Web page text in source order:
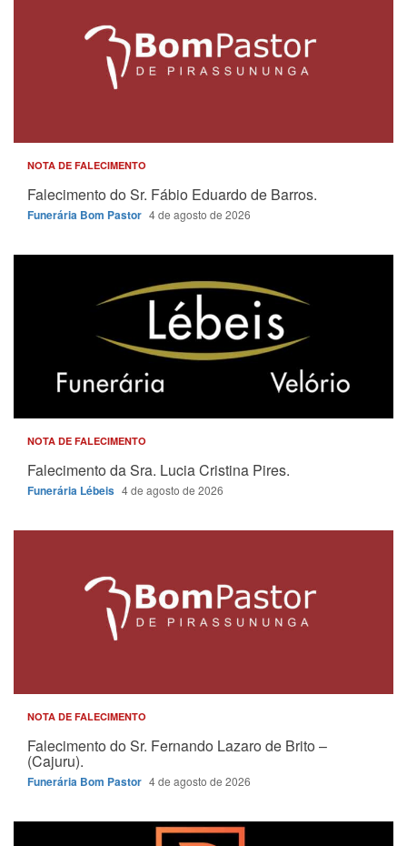
NOTA DE FALECIMENTO
Falecimento do Sr. Fábio Eduardo de Barros.
Funerária Bom Pastor 4 de agosto de 2026
NOTA DE FALECIMENTO
Falecimento da Sra. Lucia Cristina Pires.
Funerária Lébeis 4 de agosto de 2026
NOTA DE FALECIMENTO
Falecimento do Sr. Fernando Lazaro de Brito –
(Cajuru).
Funerária Bom Pastor 4 de agosto de 2026